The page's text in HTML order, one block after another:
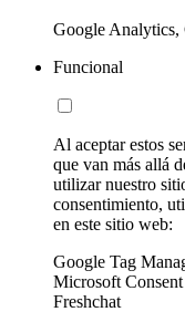
Google Analytics,
Funcional
Al aceptar estos
que van más allá
utilizar nuestro
consentimiento,
en este sitio web:
Google Tag
Microsoft
Freshchat